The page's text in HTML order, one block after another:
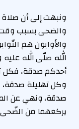
ونبهت إلى أن
والضحى بسبب وقت
والأوابون هم
الله صلّى الله
أحدكم صدقة، فكل
وكل تهليلة
صدقة، ونهي عن
يركعهما من